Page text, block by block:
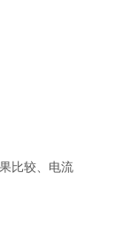
比较、电流